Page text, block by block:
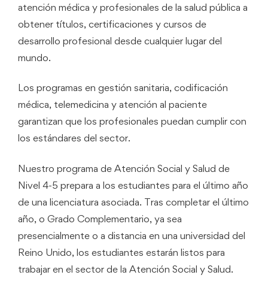
atención médica y profesionales de la salud pública a
obtener títulos, certificaciones y cursos de
desarrollo profesional desde cualquier lugar del
mundo.
Los programas en gestión sanitaria, codificación
médica, telemedicina y atención al paciente
garantizan que los profesionales puedan cumplir con
los estándares del sector.
Nuestro programa de Atención Social y Salud de
Nivel 4-5 prepara a los estudiantes para el último año
de una licenciatura asociada. Tras completar el último
año, o Grado Complementario, ya sea
presencialmente o a distancia en una universidad del
Reino Unido, los estudiantes estarán listos para
trabajar en el sector de la Atención Social y Salud.